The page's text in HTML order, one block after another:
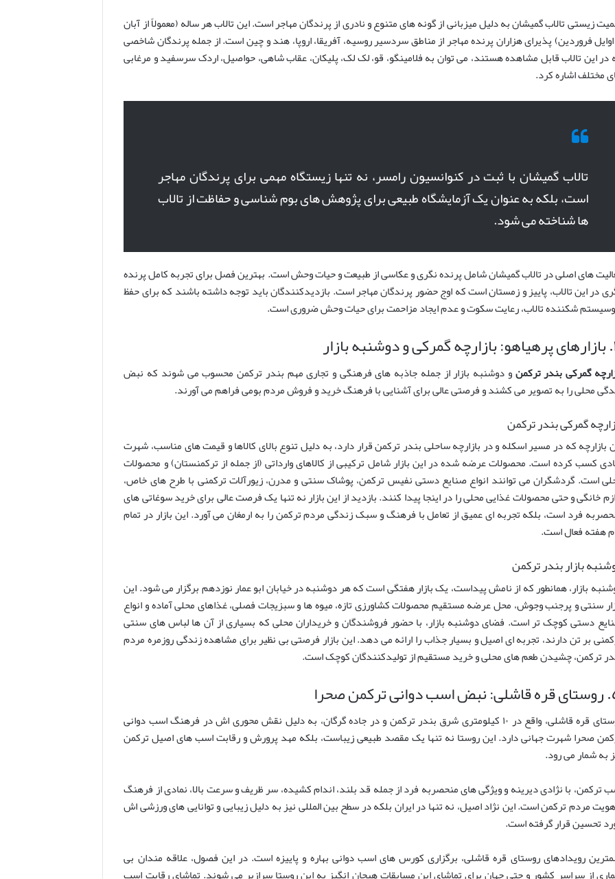
زیستی تالاب گمیشان به دلیل میزبانی از گونه های متنوع و نادری از پرندگان مهاجر است. این تالاب هر ساله (معمولاً از آبان
اوایل فروردین) پذیرای هزاران پرنده مهاجر از مناطق سردسیر روسیه، آفریقا، اروپا، هند و چین است. از جمله پرندگان شاخصی
در این تالاب قابل مشاهده هستند، می توان به فلامینگو، قو، لک لک، پلیکان، عقاب شاهی، حواصیل، اردک سرسفید و مرغابی
مختلف اشاره کرد.
تالاب گمیشان با ثبت در کنوانسیون رامسر، نه تنها زیستگاه مهمی برای پرندگان مهاجر
است، بلکه به عنوان یک آزمایشگاه طبیعی برای پژوهش های بوم شناسی و حفاظت از تالاب
ها شناخته می شود.
های اصلی در تالاب گمیشان شامل پرنده نگری و عکاسی از طبیعت و حیات وحش است. بهترین فصل برای تجربه کامل پرنده
در این تالاب، پاییز و زمستان است که اوج حضور پرندگان مهاجر است. بازدیدکنندگان باید توجه داشته باشند که برای حفظ
شکننده تالاب، رعایت سکوت و عدم ایجاد مزاحمت برای حیات وحش ضروری است.
گمرکی بندر ترکمنو دوشنبه بازار از جمله جاذبه های فرهنگی و تجاری مهم بندر ترکمن محسوب می شوند که نبض
محلی را به تصویر می کشند و فرصتی عالی برای آشنایی با فرهنگ خرید و فروش مردم بومی فراهم می آورند.
گمرکی بندر ترکمن
بازارچه که در مسیر اسکله و در بازارچه ساحلی بندر ترکمن قرار دارد، به دلیل تنوع بالای کالاها و قیمت های مناسب، شهرت
کسب کرده است. محصولات عرضه شده در این بازار شامل ترکیبی از کالاهای وارداتی (از جمله از ترکمنستان) و محصولات
است. گردشگران می توانند انواع صنایع دستی نفیس ترکمن، پوشاک سنتی و مدرن، زیورآلات ترکمنی با طرح های خاص،
خانگی و حتی محصولات غذایی محلی را در اینجا پیدا کنند. بازدید از این بازار نه تنها یک فرصت عالی برای خرید سوغاتی های
فرد است، بلکه تجربه ای عمیق از تعامل با فرهنگ و سبک زندگی مردم ترکمن را به ارمغان می آورد. این بازار در تمام
هفته فعال است.
بازار بندر ترکمن
بازار، همانطور که از نامش پیداست، یک بازار هفتگی است که هر دوشنبه در خیابان ابو عمار نوزدهم برگزار می شود. این
سنتی و پرجنب وجوش، محل عرضه مستقیم محصولات کشاورزی تازه، میوه ها و سبزیجات فصلی، غذاهای محلی آماده و انواع
دستی کوچک تر است. فضای دوشنبه بازار، با حضور فروشندگان و خریداران محلی که بسیاری از آن ها لباس های سنتی
بر تن دارند، تجربه ای اصیل و بسیار جذاب را ارائه می دهد. این بازار فرصتی بی نظیر برای مشاهده زندگی روزمره مردم
ترکمن، چشیدن طعم های محلی و خرید مستقیم از تولیدکنندگان کوچک است.
صحرا
روستای قره قاشلی، واقع در ۱۰ کیلومتری شرق بندر ترکمن و در جاده گرگان، به دلیل نقش محوری اش در فرهنگ اسب دوانی
صحرا شهرت جهانی دارد. این روستا نه تنها یک مقصد طبیعی زیباست، بلکه مهد پرورش و رقابت اسب های اصیل ترکمن
به شمار می رود.
ترکمن، با نژادی دیرینه و ویژگی های منحصربه فرد از جمله قد بلند، اندام کشیده، سر ظریف و سرعت بالا، نمادی از فرهنگ
مردم ترکمن است. این نژاد اصیل، نه تنها در ایران بلکه در سطح بین المللی نیز به دلیل زیبایی و توانایی های ورزشی اش
تحسین قرار گرفته است.
رویدادهای روستای قره قاشلی، برگزاری کورس های اسب دوانی بهاره و پاییزه است. در این فصول، علاقه مندان بی
از سراسر کشور و حتی جهان برای تماشای این مسابقات هیجان انگیز به این روستا سرازیر می شوند. تماشای رقابت اسب